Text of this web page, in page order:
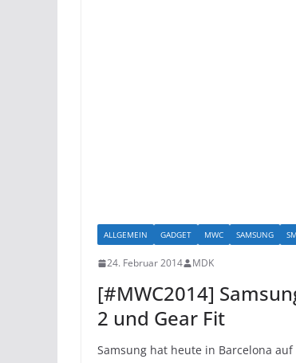
ALLGEMEIN GADGET MWC SAMSUNG
24. Februar 2014 MDK
[#MWC2014]
2 und Gear Fit
Samsung hat heute in Barcelona